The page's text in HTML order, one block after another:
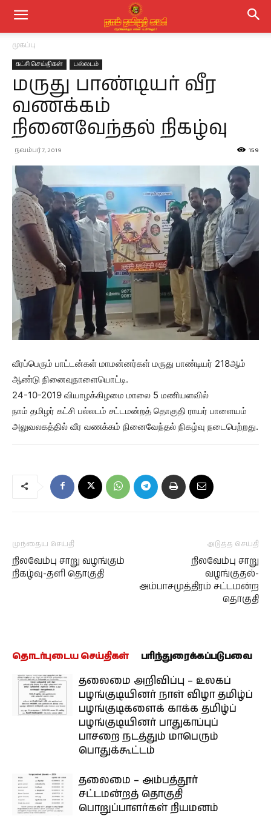
முகப்பு
கட்சி செய்திகள் பல்லடம்
மருது பாண்டியர் வீர
வணக்கம்
நினைவேந்தல் நிகழ்வு
நவம்பர் 7, 2019 159
வீரப்பெரும் பாட்டன்கள் மாமன்னர்கள் மருது பாண்டியர் 218ஆம்
ஆண்டு நினைவுநாளையொட்டி.
24-10-2019 வியாழக்கிழமை மாலை 5 மணியளவில்
நாம் தமிழர் கட்சி பல்லடம் சட்டமன்றத் தொகுதி ராயர் பாளையம்
அலுவலகத்தில் வீர வணக்கம் நினைவேந்தல் நிகழ்வு நடைபெற்றது.
முந்தைய செய்தி
நிலவேம்பு சாறு வழங்கும்
நிகழ்வு-தளி தொகுதி
அடுத்த செய்தி
நிலவேம்பு சாறு
வழங்குதல்-
அம்பாசமுத்திரம் சட்டமன்ற
தொகுதி
தொடர்புடைய செய்திகள் பரிந்துரைக்கப்படுபவை
தலைமை அறிவிப்பு – உலகப்
பழங்குடியினர் நாள் விழா தமிழ்ப்
பழங்குடிகளைக் காக்க தமிழ்ப்
பழங்குடியினர் பாதுகாப்புப்
பாசறை நடத்தும் மாபெரும்
பொதுக்கூட்டம்
தலைமை – அம்பத்தூர்
சட்டமன்றத் தொகுதி
பொறுப்பாளர்கள் நியமனம்